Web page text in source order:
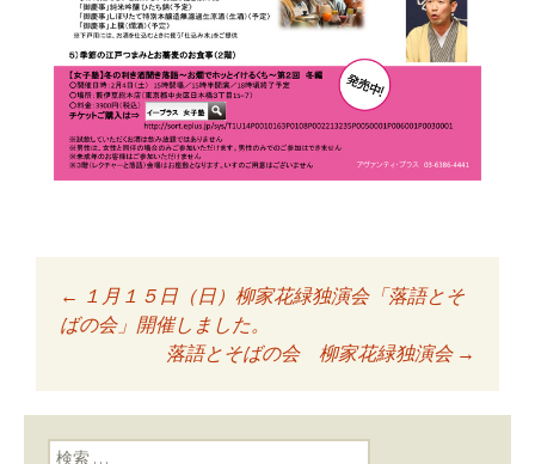
投稿ナビゲーショ
ン
← １月１５日（日）柳家花緑独演会「落語とそ
ばの会」開催しました。
落語とそばの会 柳家花緑独演会 →
検索: